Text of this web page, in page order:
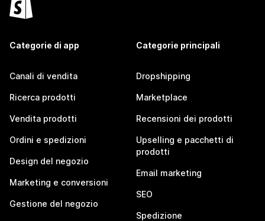
Categorie di app
Canali di vendita
Ricerca prodotti
Vendita prodotti
Ordini e spedizioni
Design del negozio
Marketing e conversioni
Gestione del negozio
Categorie principali
Dropshipping
Marketplace
Recensioni dei prodotti
Upselling e pacchetti di
prodotti
Email marketing
SEO
Spedizione